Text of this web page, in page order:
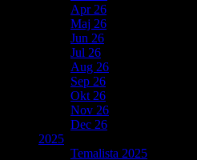
Apr 26
Maj 26
Jun 26
Jul 26
Aug 26
Sep 26
Okt 26
Nov 26
Dec 26
2025
Temalista 2025